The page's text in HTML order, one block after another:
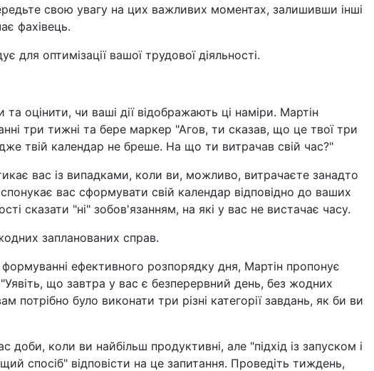
свою увагу на цих важливих моментах, залишивши інші
фахівець.
для оптимізації вашої трудової діяльності.
оцінити, чи ваші дії відображають ці наміри. Мартін
три тижні та бере маркер "Агов, ти сказав, що це твої три
твій календар не бреше. На що ти витрачав свій час?"
вас із випадками, коли ви, можливо, витрачаєте занадто
вас сформувати свій календар відповідно до ваших
сказати "ні" зобов'язанням, на які у вас не вистачає часу.
запланованих справ.
ефективного розпорядку дня, Мартін пропонує
що завтра у вас є безперервний день, без жодних
було виконати три різні категорії завдань, як би ви
коли ви найбільш продуктивні, але "підхід із запуском і
спосіб" відповісти на це запитання. Проведіть тиждень,